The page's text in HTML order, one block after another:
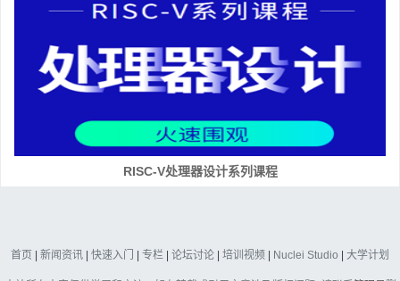
RISC-V处理器设计系列课程
首页 新闻资讯 快速入门 专栏 论坛讨论 培训视频 Nuclei Studio 大学计划